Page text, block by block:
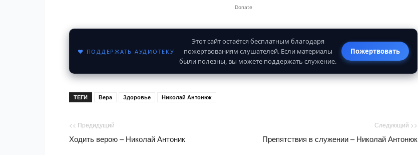
Donate
♥ ПОДДЕРЖАТЬ АУДИОТЕКУ
Этот сайт остаётся бесплатным благодаря
пожертвованиям слушателей. Если материалы
были полезны, вы можете поддержать служение.
Пожертвовать
ТЕГИ Вера Здоровье Николай Антонюк
<< Предидущий
Ходить верою – Николай Антоник
Следующий >>
Препятствия в служении – Николай Антонюк